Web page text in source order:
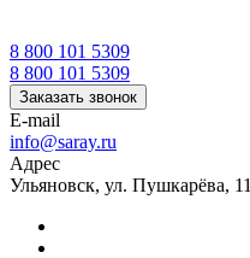
8 800 101 5309
8 800 101 5309
Заказать звонок
E-mail
info@saray.ru
Адрес
Ульяновск, ул. Пушкарёва, 11